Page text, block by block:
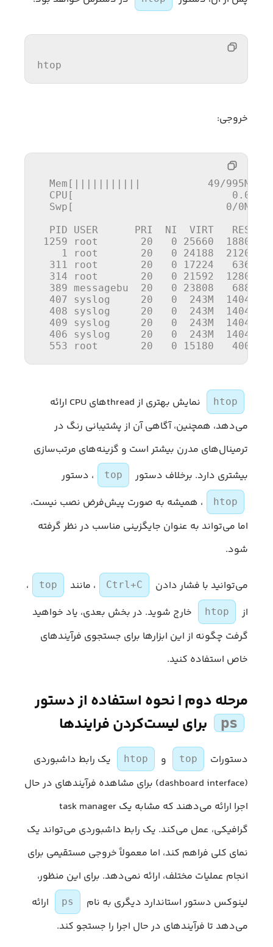
htop
خروجی:
Mem [||||||||||| 49/995MB]
CPU [ 0 . 0
Swp [ 0/0MB]
PID USER      PRI  NI  VIRT   RES   SHR
1259 root 20 0 25660 1880
1
root 20 0 24188 2120
311
root 20 0 17224 636
314 root 20 0 21592 1280
389 messagebu 20 0 23808 688
407 syslog 20 0 243M 1404
408 syslog 20 0 243M 1404
409 syslog 20 0 243M 1404
406 syslog 20 0 243M 1404
553 root 20 0 15180 400
htop
نمایش بهتری از threadهای CPU ارائه
می‌دهد، همچنین، آگاهی آن از پشتیبانی رنگ در
ترمینال‌های مدرن بیشتر است و گزینه‌های مرتب‌سازی
بیشتری دارد. برخلاف دستور
top ، دستور
htop
، همیشه به صورت پیش‌فرض نصب نیست،
اما می‌تواند به عنوان جایگزینی مناسب در نظر گرفته
شود.
می‌توانید با فشار دادن Ctrl+C ، مانند top
،
از
htop
خارج شوید. در بخش بعدی، یاد خواهید
گرفت چگونه از این ابزارها برای جستجوی فرآیندهای
خاص استفاده کنید.
مرحله دوم | نحوه استفاده از دستور
ps برای لیست‌کردن فرایندها
دستورات top و htop
یک رابط داشبوردی
(dashboard interface) برای مشاهده فرآیندهای در حال
اجرا ارائه می‌دهند که مشابه یک task manager
گرافیکی، عمل می‌کند. یک رابط داشبوردی می‌تواند یک
نمای کلی فراهم کند، اما معمولاً خروجی مستقیمی برای
انجام عملیات مختلف، ارائه نمی‌دهد. برای این منظور،
لینوکس دستور استاندارد دیگری به نام
ps
ارائه
می‌دهد تا فرآیندهای در حال اجرا را جستجو کند.